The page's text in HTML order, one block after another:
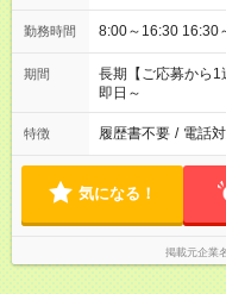
勤務時間
期間
長期【ご応募から1
即日～
特徴 履歴書不要 / 電話
気になる！
掲載元企業